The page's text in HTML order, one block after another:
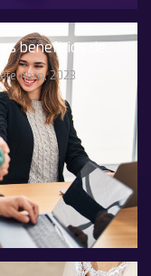
benefícios de
2023